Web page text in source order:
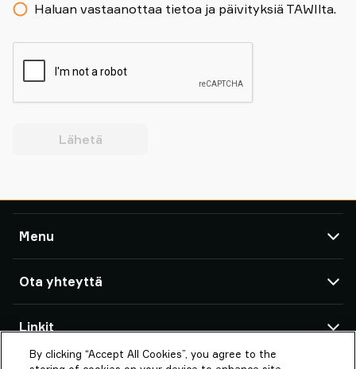
Haluan vastaanottaa tietoa ja päivityksiä TAWIlta.
Lähetä
Menu
Tuotteet
Suositukset
Meistä
Ota yhteyttä
TAWI-toimistot ja yhteistyökumppanit
PIAB Lifting Automation Finland Oy
Linkit
Tietoja Piab Groupista
By clicking “Accept All Cookies”, you agree to the